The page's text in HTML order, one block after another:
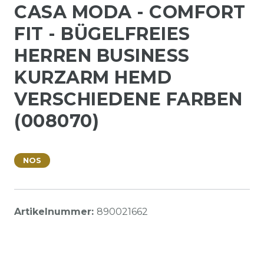
CASA MODA - COMFORT
FIT - BÜGELFREIES
HERREN BUSINESS
KURZARM HEMD
VERSCHIEDENE FARBEN
(008070)
NOS
Artikelnummer: 890021662